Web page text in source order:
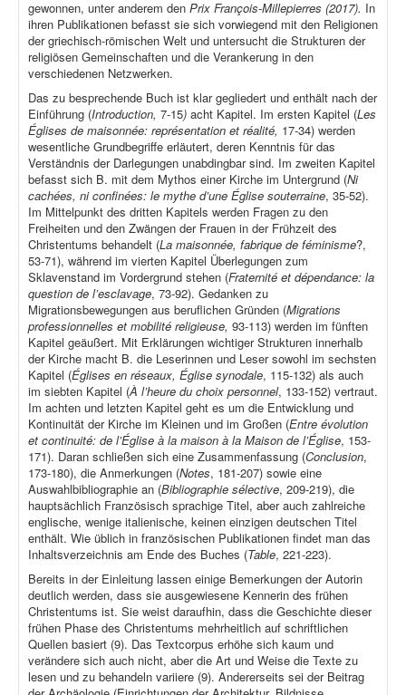
gewonnen, unter anderem den Prix François-Millepierres (2017). In
ihren Publikationen befasst sie sich vorwiegend mit den Religionen
der griechisch-römischen Welt und untersucht die Strukturen der
religiösen Gemeinschaften und die Verankerung in den
verschiedenen Netzwerken.
Das zu besprechende Buch ist klar gegliedert und enthält nach der
Einführung (Introduction, 7-15) acht Kapitel. Im ersten Kapitel (Les
Églises de maisonnée: représentation et réalité, 17-34) werden
wesentliche Grundbegriffe erläutert, deren Kenntnis für das
Verständnis der Darlegungen unabdingbar sind. Im zweiten Kapitel
befasst sich B. mit dem Mythos einer Kirche im Untergrund (Ni
cachées, ni confinées: le mythe d’une Église souterraine, 35-52).
Im Mittelpunkt des dritten Kapitels werden Fragen zu den
Freiheiten und den Zwängen der Frauen in der Frühzeit des
Christentums behandelt (La maisonnée, fabrique de féminisme?,
53-71), während im vierten Kapitel Überlegungen zum
Sklavenstand im Vordergrund stehen (Fraternité et dépendance: la
question de l’esclavage, 73-92). Gedanken zu
Migrationsbewegungen aus beruflichen Gründen (Migrations
professionnelles et mobilité religieuse, 93-113) werden im fünften
Kapitel geäußert. Mit Erklärungen wichtiger Strukturen innerhalb
der Kirche macht B. die Leserinnen und Leser sowohl im sechsten
Kapitel (Églises en réseaux, Église synodale, 115-132) als auch
im siebten Kapitel (À l’heure du choix personnel, 133-152) vertraut.
Im achten und letzten Kapitel geht es um die Entwicklung und
Kontinuität der Kirche im Kleinen und im Großen (Entre évolution
et continuité: de l’Église à la maison à la Maison de l’Église, 153-
171). Daran schließen sich eine Zusammenfassung (Conclusion,
173-180), die Anmerkungen (Notes, 181-207) sowie eine
Auswahlbibliographie an (Bibliographie sélective, 209-219), die
hauptsächlich Französisch sprachige Titel, aber auch zahlreiche
englische, wenige italienische, keinen einzigen deutschen Titel
enthält. Wie üblich in französischen Publikationen findet man das
Inhaltsverzeichnis am Ende des Buches (Table, 221-223).
Bereits in der Einleitung lassen einige Bemerkungen der Autorin
deutlich werden, dass sie ausgewiesene Kennerin des frühen
Christentums ist. Sie weist daraufhin, dass die Geschichte dieser
frühen Phase des Christentums mehrheitlich auf schriftlichen
Quellen basiert (9). Das Textcorpus erhöhe sich kaum und
verändere sich auch nicht, aber die Art und Weise die Texte zu
lesen und zu behandeln variiere (9). Andererseits sei der Beitrag